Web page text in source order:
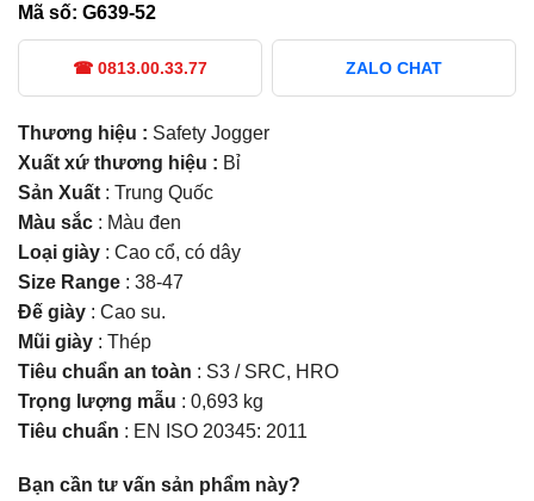
Mã số: G639-52
☎ 0813.00.33.77 ZALO CHAT
Thương hiệu : Safety Jogger
Xuất xứ thương hiệu : Bỉ
Sản Xuất : Trung Quốc
Màu sắc : Màu đen
Loại giày : Cao cổ, có dây
Size Range : 38-47
Đế giày : Cao su.
Mũi giày : Thép
Tiêu chuẩn an toàn : S3 / SRC, HRO
Trọng lượng mẫu : 0,693 kg
Tiêu chuẩn : EN ISO 20345: 2011
Bạn cần tư vấn sản phẩm này?